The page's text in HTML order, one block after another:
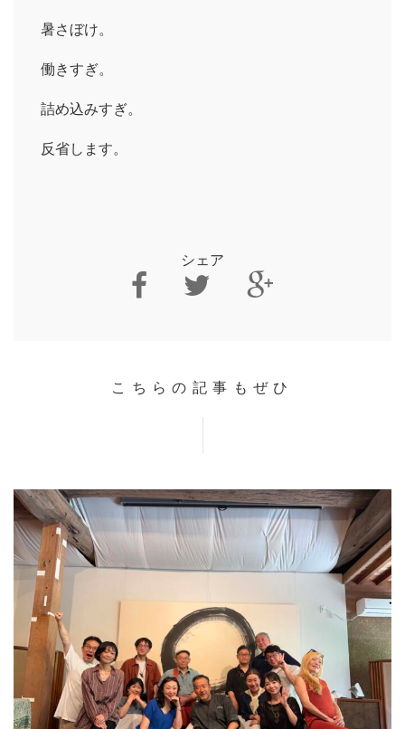
暑さぼけ。
働きすぎ。
詰め込みすぎ。
反省します。
シェア
こちらの記事もぜひ